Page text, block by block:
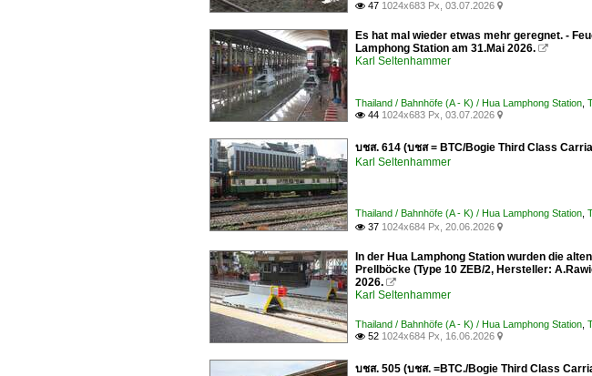
 47 1024x683 Px, 03.07.2026 
Es hat mal wieder etwas mehr geregnet. -
Lamphong Station am 31.Mai 2026. 
Karl Seltenhammer
Thailand / Bahnhöfe (A - K) / Hua Lamphong Station
 44 1024x683 Px, 03.07.2026 
บชส. 614 (บชส = BTC/Bogie Third Class
Karl Seltenhammer
Thailand / Bahnhöfe (A - K) / Hua Lamphong Station
 37 1024x684 Px, 20.06.2026 
In der Hua Lamphong Station wurden die
Prellböcke (Type 10 ZEB/2, Hersteller:
2026. 
Karl Seltenhammer
Thailand / Bahnhöfe (A - K) / Hua Lamphong Station
 52 1024x684 Px, 16.06.2026 
บชส. 505 (บชส. =BTC./Bogie Third Class